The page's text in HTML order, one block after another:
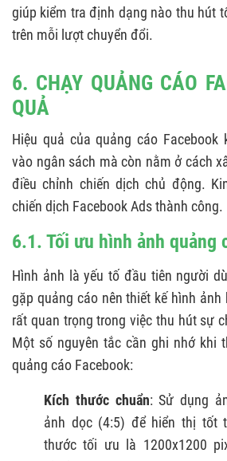
giúp kiểm tra định dạng nào thu hút
trên mỗi lượt chuyển đổi.
6. CHẠY QUẢNG CÁO
QUẢ
Hiệu quả của quảng cáo Facebook
vào ngân sách mà còn nằm ở cách
điều chỉnh chiến dịch chủ động.
chiến dịch Facebook Ads thành công.
6.1. Tối ưu hình ảnh quảng
Hình ảnh là yếu tố đầu tiên người
gặp quảng cáo nên thiết kế hình
rất quan trọng trong việc thu hút sự
Một số nguyên tắc cần ghi nhớ khi
quảng cáo Facebook:
Kích thước chuẩn: Sử dụng
ảnh dọc (4:5) để hiển thị tốt
thước tối ưu là 1200x1200